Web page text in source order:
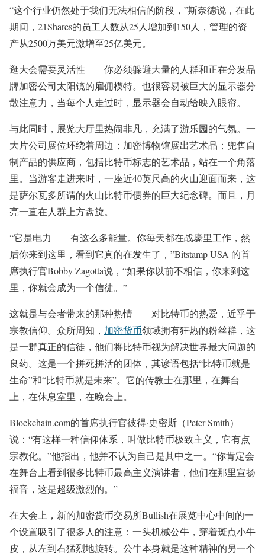
“这个行业仍然处于我们无法相信的阶段，”斯奈德说，在此
期间，21Shares的员工人数从25人增加到150人，管理的资
产从2500万美元激增至25亿美元。
逛大会需要灵活性——你必须躲避大量的人群和正在分发品
牌加密公司太阳镜的雇佣模特。也很容易被巨大的显示器分
散注意力，当每个人走过时，显示器会自动给映入眼帘。
与此同时，展览大厅里热闹非凡，充满了游乐园的气氛。一
大片公司展位环绕着周边；加密博物馆展出艺术品；兜售自
制产品的供应商，包括比特币标志的艺术品，站在一个角落
里。当游客走进来时，一座近40英尺高的火山迎面而来，这
是萨尔瓦多所谓的火山比特币债券的巨大纪念碑。而且，月
亮一直在人群上方盘旋。
“它是电力——有这么多能量。你每天都在战壕里工作，然
后你来到这里，看到它真的在发生了，”Bitstamp USA 的首
席执行官Bobby Zagotta说，“如果你以前不相信，你来到这
里，你就会成为一个信徒。”
这就是与会者带来的那种热情——对比特币的热爱，近乎于
宗教信仰。众所周知， 加密货币领域拥有狂热的粉丝群，这
是一群真正的信徒，他们将比特币视为解决世界最大问题的
良药。这是一个拼死拼活的团体，其谚语包括“比特币就是
生命”和“比特币就是未来”。它的传教士在那里，在舞台
上，在休息室里，在晚会上。
Blockchain.com的首席执行官彼得·史密斯（Peter Smith）
说：“有这样一种信仰体系，叫做比特币极致主义，它有点
宗教化。”他指出，他并不认为自己是其中之一。“你肯定会
在舞台上看到很多比特币最高主义演讲者，他们在那里宣扬
福音，这是超级激烈的。”
在大会上，新的加密货币交易所Bullish在展览中心中间的一
个设置吸引了很多人的注意：一头机械公牛，穿着斑点小牛
皮，从左到右猛烈地旋转。公牛本身就是这种精神的另一个